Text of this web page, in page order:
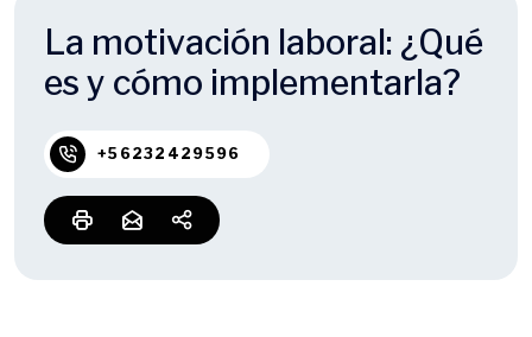
La motivación laboral: ¿Qué
es y cómo implementarla?
+56232429596